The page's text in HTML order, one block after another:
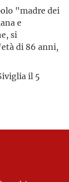
"madre dei
e
si
di 86 anni,
il 5